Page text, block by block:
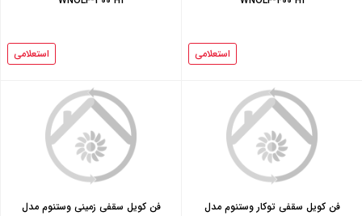
استعلامی استعلامی
فن کویل سقفی توکار وستنوم مدل
فن کویل سقفی زمینی وستنوم مدل